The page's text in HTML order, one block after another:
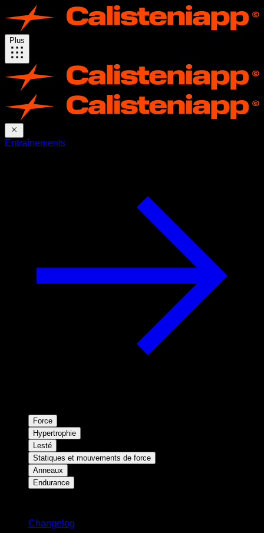
Plus
Entraînements
Force
Hypertrophie
Lesté
Statiques et mouvements de force
Anneaux
Endurance
Changelog